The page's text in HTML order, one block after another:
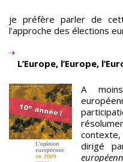
je préfère parler de
l’approche des élections
L’Europe, l’Europe,
A
contexte,
dirigé